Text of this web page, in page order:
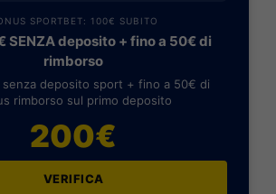
SPORTBET: 100€ SUBITO
SENZA deposito + fino a 50€ di
rimborso
senza deposito sport + fino a 50€ di
rimborso sul primo deposito
200€
VERIFICA